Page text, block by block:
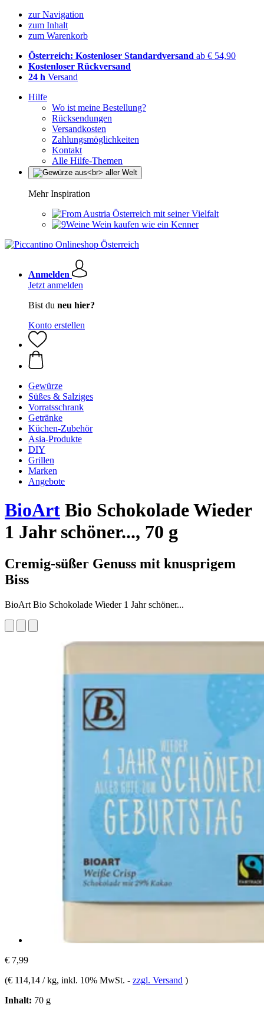
zur Navigation
zum Inhalt
zum Warenkorb
Österreich: Kostenloser Standardversand ab € 54,90
Kostenloser Rückversand
24 h Versand
Hilfe
Wo ist meine Bestellung?
Rücksendungen
Versandkosten
Zahlungsmöglichkeiten
Kontakt
Alle Hilfe-Themen
Mehr Inspiration
Österreich mit seiner Vielfalt
Wein kaufen wie ein Kenner
Anmelden
Jetzt anmelden
Bist du neu hier?
Konto erstellen
Gewürze
Süßes & Salziges
Vorratsschrank
Getränke
Küchen-Zubehör
Asia-Produkte
DIY
Grillen
Marken
Angebote
BioArt Bio Schokolade Wieder
1 Jahr schöner..., 70 g
Cremig-süßer Genuss mit knusprigem
Biss
BioArt Bio Schokolade Wieder 1 Jahr schöner...
€ 7,99
(€ 114,14 / kg, inkl. 10% MwSt. - zzgl. Versand )
Inhalt: 70 g